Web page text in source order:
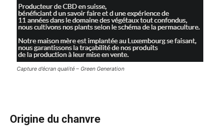
Capture d’écran qualité – Green Generation
Origine du chanvre